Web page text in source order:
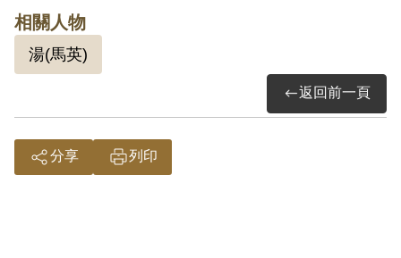
相關人物
湯(馬英)
返回前一頁
分享 列印